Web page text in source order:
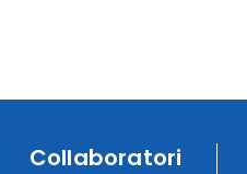
Collaboratori